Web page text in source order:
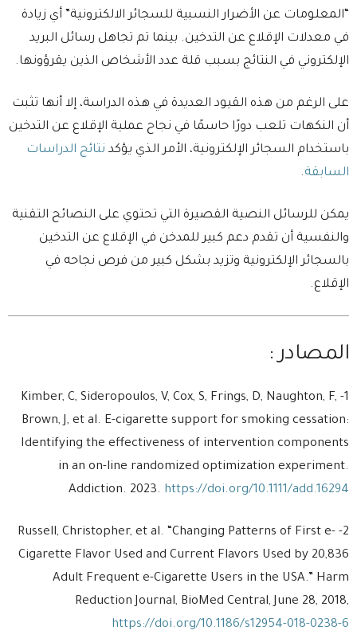
“المعلومات عن الأضرار النسبية للسجائر الالكترونية” أي زيادة
في معدلات الإقلاع عن التدخين. بينما تم تجاهل رسائل البريد
الإلكتروني في النتائج بسبب قلة عدد الأشخاص الذين يقرؤونها.
على الرغم من هذه القيود العديدة في هذه الدراسة، إلا أنها تثبت
أن النكهات تلعب دورًا حاسمًا في نجاح عملية الإقلاع عن التدخين
باستخدام السجائر الإلكترونية، الأمر الذي يؤكد نتائج الدراسات
السابقة.
يمكن للرسائل النصية القصيرة التي تحتوي على النصائح التقنية
والنفسية أن تقدم دعم كبير للمدخن في الإقلاع عن التدخين
بالسجائر الإلكترونية وتزيد بشكل كبير من فرص نجاحه في
الإقلاع.
المصادر :
1- Kimber, C, Sideropoulos, V, Cox, S, Frings, D, Naughton, F,
Brown, J, et al. E-cigarette support for smoking cessation:
Identifying the effectiveness of intervention components
in an on-line randomized optimization experiment.
Addiction. 2023. https://doi.org/10.1111/add.16294
2- Russell, Christopher, et al. “Changing Patterns of First e-
Cigarette Flavor Used and Current Flavors Used by 20,836
Adult Frequent e-Cigarette Users in the USA.” Harm
Reduction Journal, BioMed Central, June 28, 2018,
https://doi.org/10.1186/s12954-018-0238-6